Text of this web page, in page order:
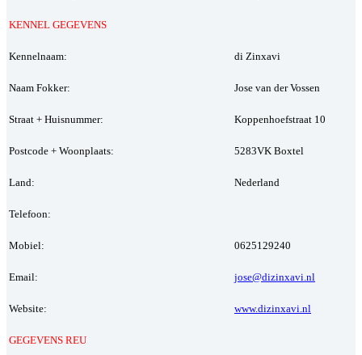
KENNEL GEGEVENS
Kennelnaam: di Zinxavi
Naam Fokker: Jose van der Vossen
Straat + Huisnummer: Koppenhoefstraat 10
Postcode + Woonplaats: 5283VK Boxtel
Land: Nederland
Telefoon:
Mobiel: 0625129240
Email: jose@dizinxavi.nl
Website: www.dizinxavi.nl
GEGEVENS REU